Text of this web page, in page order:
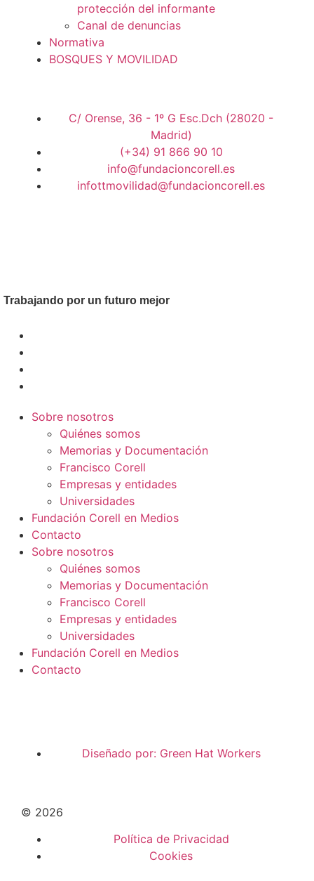
protección del informante
Canal de denuncias
Normativa
BOSQUES Y MOVILIDAD
C/ Orense, 36 - 1º G Esc.Dch (28020 -
Madrid)
(+34) 91 866 90 10
info@fundacioncorell.es
infottmovilidad@fundacioncorell.es
Trabajando por un futuro mejor
Sobre nosotros
Quiénes somos
Memorias y Documentación
Francisco Corell
Empresas y entidades
Universidades
Fundación Corell en Medios
Contacto
Sobre nosotros
Quiénes somos
Memorias y Documentación
Francisco Corell
Empresas y entidades
Universidades
Fundación Corell en Medios
Contacto
© 2026
Política de Privacidad
Cookies
Diseñado por: Green Hat Workers